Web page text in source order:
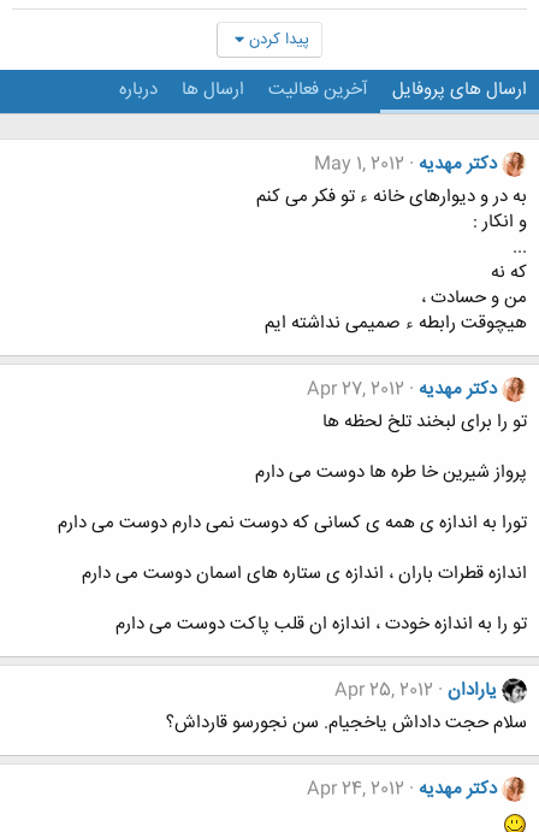
پیدا کردن
ارسال های پروفایل آخرین فعالیت ارسال ها درباره
دکتر مهدیه May 1, 2012
به در و دیوارهای خانه ء تو فکر می کنم
و انکار :
...
که نه
من و حسادت ،
هیچوقت رابطه ء صمیمی نداشته ایم
دکتر مهدیه Apr 27, 2012
تو را برای لبخند تلخ لحظه ها
پرواز شیرین خا طره ها دوست می دارم
تورا به اندازه ی همه ی کسانی که دوست نمی دارم دوست می دارم
اندازه قطرات باران ، اندازه ی ستاره های اسمان دوست می دارم
تو را به اندازه خودت ، اندازه ان قلب پاکت دوست می دارم
یارادان Apr 25, 2012
سلام حجت داداش یاخجیام. سن نجورسو قارداش؟
دکتر مهدیه Apr 24, 2012